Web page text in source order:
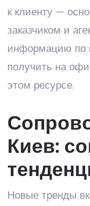
к клиенту —
заказчиком и
информацию по
получить на
этом ресурсе.
Киев:
Новые тренды